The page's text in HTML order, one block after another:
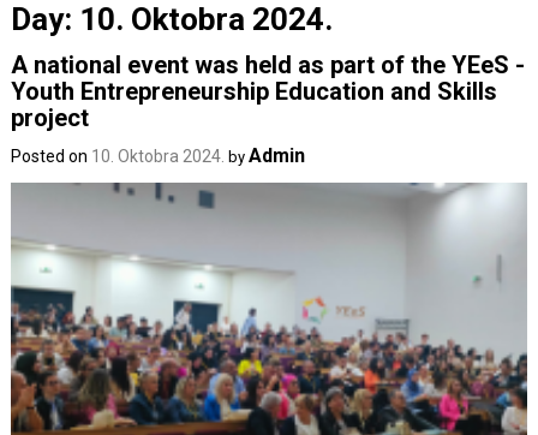
Day: 10. Oktobra 2024.
A national event was held as part of the YEeS -
Youth Entrepreneurship Education and Skills
project
Posted on 10. Oktobra 2024. byAdmin